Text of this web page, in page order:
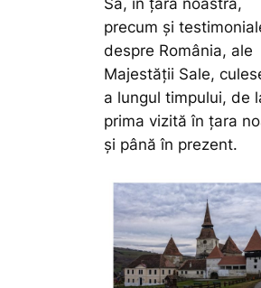
precum şi
despre România, ale
Majestăţii Sale,
a lungul timpului, de
prima vizită în ţara
şi până în prezent.